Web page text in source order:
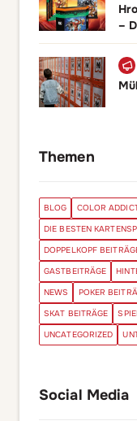
–
Themen
BLOG
COLOR
DIE BESTEN
DOPPELKOPF
GASTBEITRÄGE
NEWS
POKER
SKAT BEITRÄGE
UNCATEGORIZED
Social Media